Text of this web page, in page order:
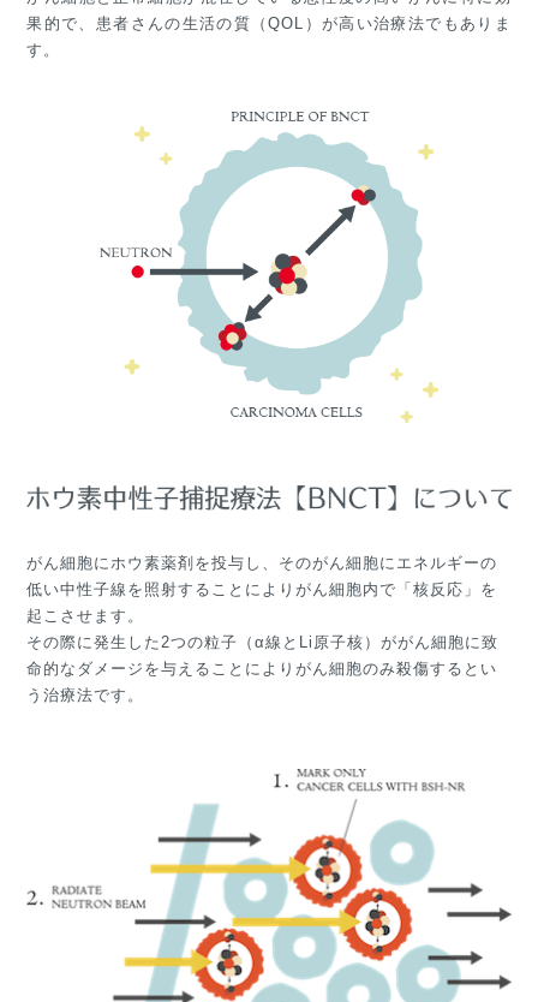
果的で、患者さんの生活の質（QOL）が高い治療法でもありま
す。
がん細胞にホウ素薬剤を投与し、そのがん細胞にエネルギーの
低い中性子線を照射することによりがん細胞内で「核反応」を
起こさせます。
その際に発生した2つの粒子（α線とLi原子核）ががん細胞に致
命的なダメージを与えることによりがん細胞のみ殺傷するとい
う治療法です。